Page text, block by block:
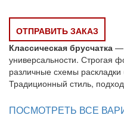
ОТПРАВИТЬ ЗАКАЗ
Классическая брусчатка —
универсальности. Строгая
различные схемы раскладки
Традиционный стиль,
ПОСМОТРЕТЬ ВСЕ